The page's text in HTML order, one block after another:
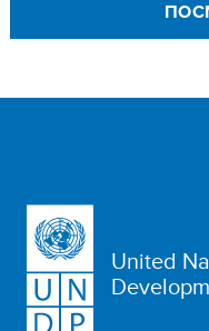
United